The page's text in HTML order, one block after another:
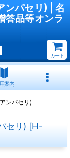
ンパセリ) | 名
答品等オンラ
カート
案内
ンパセリ)
セリ) [H-